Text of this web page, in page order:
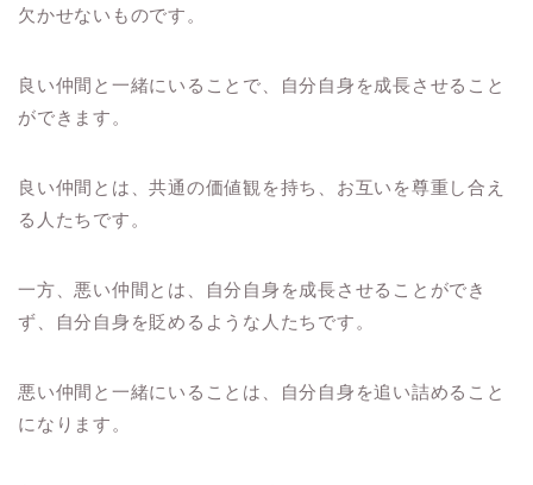
欠かせないものです。
良い仲間と一緒にいることで、自分自身を成長させること
ができます。
良い仲間とは、共通の価値観を持ち、お互いを尊重し合え
る人たちです。
一方、悪い仲間とは、自分自身を成長させることができ
ず、自分自身を貶めるような人たちです。
悪い仲間と一緒にいることは、自分自身を追い詰めること
になります。